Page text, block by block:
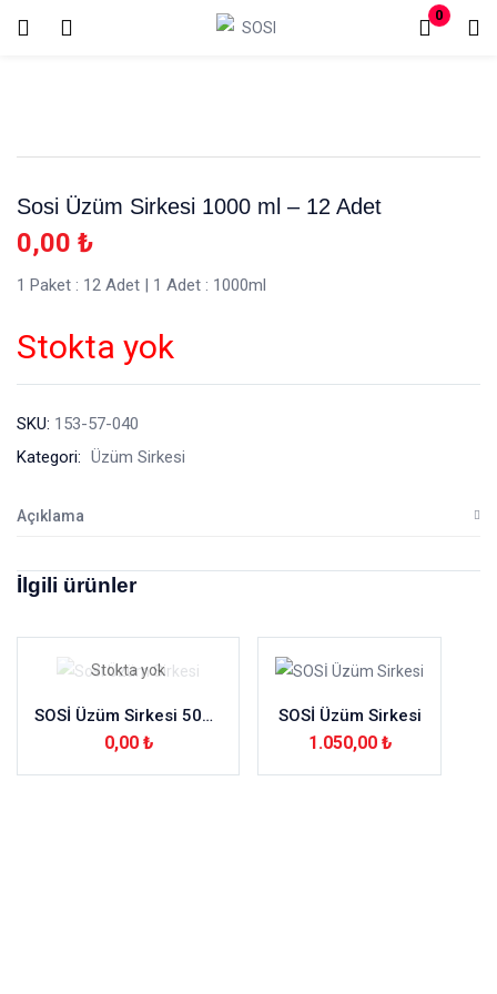
0
Kayıt Ol
Beni hatırla
Sosi Üzüm Sirkesi 1000 ml – 12 Adet
0,00 ₺
1 Paket : 12 Adet | 1 Adet : 1000ml
Stokta yok
SKU: 153-57-040
Kategori: Üzüm Sirkesi
Açıklama
İlgili ürünler
Stokta yok
SOSİ Üzüm Sirkesi 5000ml
0,00 ₺
SOSİ Üzüm Sirkesi
1.050,00 ₺